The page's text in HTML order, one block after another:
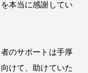
本当に感謝してい
のサポートは手厚
けて、助けていた